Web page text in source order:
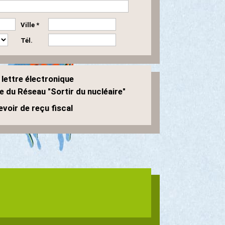
Ville *
Tél.
lettre électronique
du Réseau "Sortir du nucléaire"
de reçu fiscal